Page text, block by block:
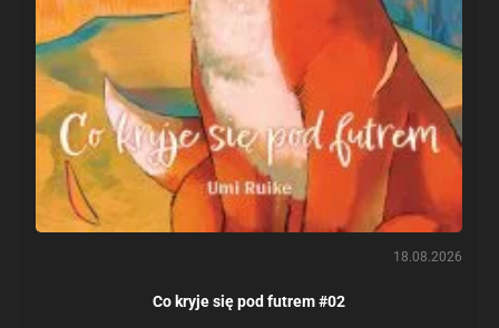
18.08.2026
Co kryje się pod futrem #02